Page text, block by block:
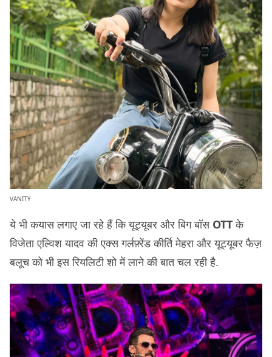
VANITY
ये भी कयास लगाए जा रहे हैं कि यूट्यूबर और बिग बॉस OTTके
विजेता एल्विश यादव की एक्स गर्लफ़्रेंड कीर्ति मेहरा और यूट्यूबर फैज़
बलूच को भी इस रियलिटी शो में लाने की बात चल रही है.